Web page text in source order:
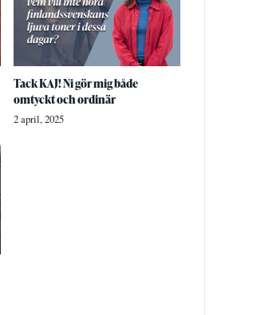
Tack KAJ! Ni gör mig både
omtyckt och ordinär
2 april, 2025